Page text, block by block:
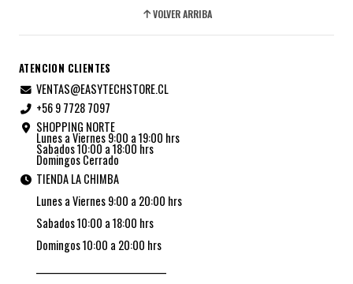
VOLVER ARRIBA
ATENCION CLIENTES
VENTAS@EASYTECHSTORE.CL
+56 9 7728 7097
SHOPPING NORTE
Lunes a Viernes 9:00 a 19:00 hrs
Sabados 10:00 a 18:00 hrs
Domingos Cerrado
TIENDA LA CHIMBA
Lunes a Viernes 9:00 a 20:00 hrs
Sabados 10:00 a 18:00 hrs
Domingos 10:00 a 20:00 hrs